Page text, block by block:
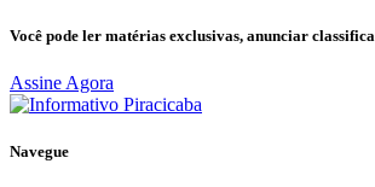
Você pode ler matérias exclusivas, anunciar
Assine Agora
Navegue